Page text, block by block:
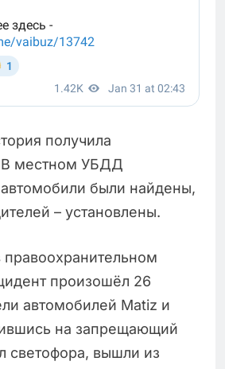
получила
местном УБДД
автомобили были найдены,
– установлены.
правоохранительном
произошёл 26
автомобилей Matiz и
на запрещающий
светофора, вышли из